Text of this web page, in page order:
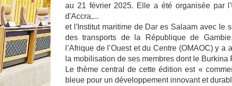
au 21 février 2025. Elle a été organisée par
d'Accra,...
et l'Institut maritime de Dar es Salaam avec le
des transports de la République de
l’Afrique de l’Ouest et du Centre (OMAOC) y
la mobilisation de ses membres dont le Burkina
Le thème central de cette édition est «
bleue pour un développement innovant et